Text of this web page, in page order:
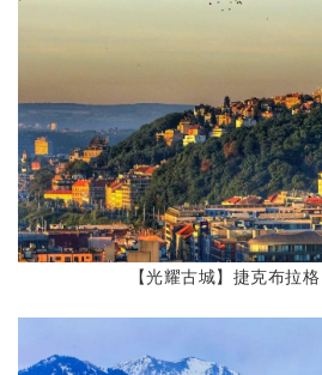
【光耀古城】捷克布拉